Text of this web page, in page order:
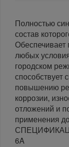
Полностью
состав
Обеспечивает
любых
городском
способствует
повышению
коррозии,
отложений и
применения
6A